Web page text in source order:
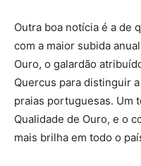
Outra boa notícia é a de
com a maior subida
Ouro, o galardão
Quercus para distinguir
praias portuguesas. Um
Qualidade de Ouro, e o
mais brilha em todo o